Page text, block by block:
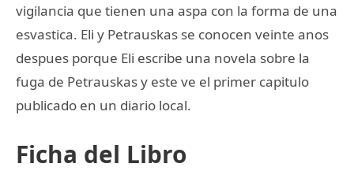
vigilancia que tienen una aspa con la forma de una
esvastica. Eli y Petrauskas se conocen veinte anos
despues porque Eli escribe una novela sobre la
fuga de Petrauskas y este ve el primer capitulo
publicado en un diario local.
Ficha del Libro